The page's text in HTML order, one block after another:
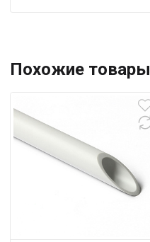
Похожие товары